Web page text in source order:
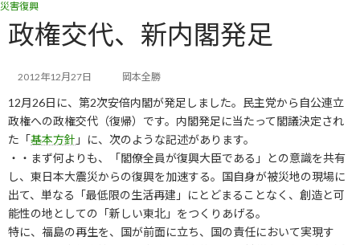
コ
ン
テ
ス
キ
ッ
ナ
ビ
ゲ
ン
に
移
災害復興
政権交代、新内閣発足
2012年12月27日 岡本全勝
12月26日に、第2次安倍内閣が発足しました。民主党から自公連立
政権への政権交代（復帰）です。内閣発足に当たって閣議決定され
た「基本方針 」に、次のような記述があります。
・・まず何よりも、「閣僚全員が復興大臣である」との意識を共有
し、東日本大震災からの復興を加速する。国自身が被災地の現場に
出て、単なる「最低限の生活再建」にとどまることなく、創造と可
能性の地としての「新しい東北」をつくりあげる。
特に、福島の再生を、国が前面に立ち、国の責任において実現す